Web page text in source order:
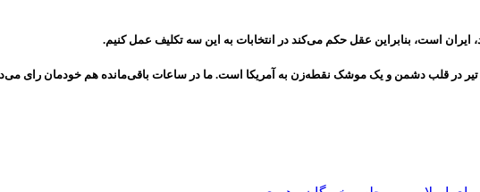
است، بنابراین عقل حکم می‌کند در انتخابات به این سه تکلیف عمل کنیم.
در قلب دشمن و یک موشک نقطه‌زن به آمریکا است. ما در ساعات باقی‌مانده هم خودمان رای